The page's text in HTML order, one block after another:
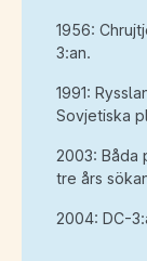
1956:
3:an.
1991:
Sovjetiska
2003: Båda
tre års
2004: DC-